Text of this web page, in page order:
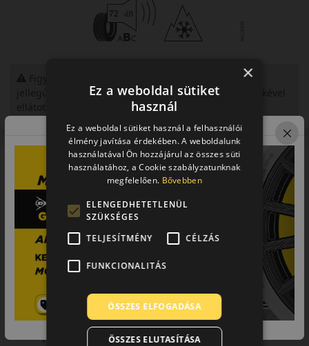
A mintázat
Gripmax Stature M/S
SUV-ok és nagy teljesítményű autók téli abroncsa
Gripmax Stature MS téli
gumiabroncs
A Gripmax Stature MS kifejezetten nagy teljesítményű
járművekhez és SUV-okhoz fejlesztett téli abroncs. Robusztus
kialakítása, erős szerkezete és fejlett futófelülete révén
biztosítja a stabilitást és tapadást a téli körülmények között is.
3PMSF jelöléssel rendelkezik.
Figyelem a feltüntetett címke adatok tájékoztató
jellegűek. Előfordulhat, hogy még a korábbi EU-s címkével
ellátott abroncs kerül kiszállításra.
×
Ez a weboldal sütiket
használ
Ez a weboldal sütiket használ a felhasználói
élmény javítása érdekében. A weboldalunk
használatával Ön hozzájárul az összes süti
használatához, a Cookie szabályzatunknak
megfelelően. Bővebben
ELENGEDHETETLENÜL
SZÜKSÉGES
TELJESÍTMÉNY
CÉLZÁS
FUNKCIONALITÁS
ÖSSZES ELFOGADÁSA
ÖSSZES ELUTASÍTÁSA